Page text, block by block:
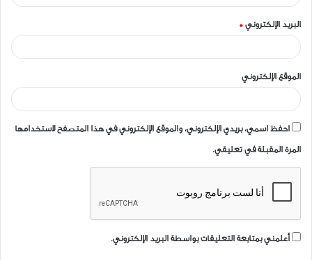
البريد الإلكتروني *
الموقع الإلكتروني
احفظ اسمي، بريدي الإلكتروني، والموقع الإلكتروني في هذا المتصفح لاستخدامها
المرة المقبلة في تعليقي.
أعلمني بمتابعة التعليقات بواسطة البريد الإلكتروني.